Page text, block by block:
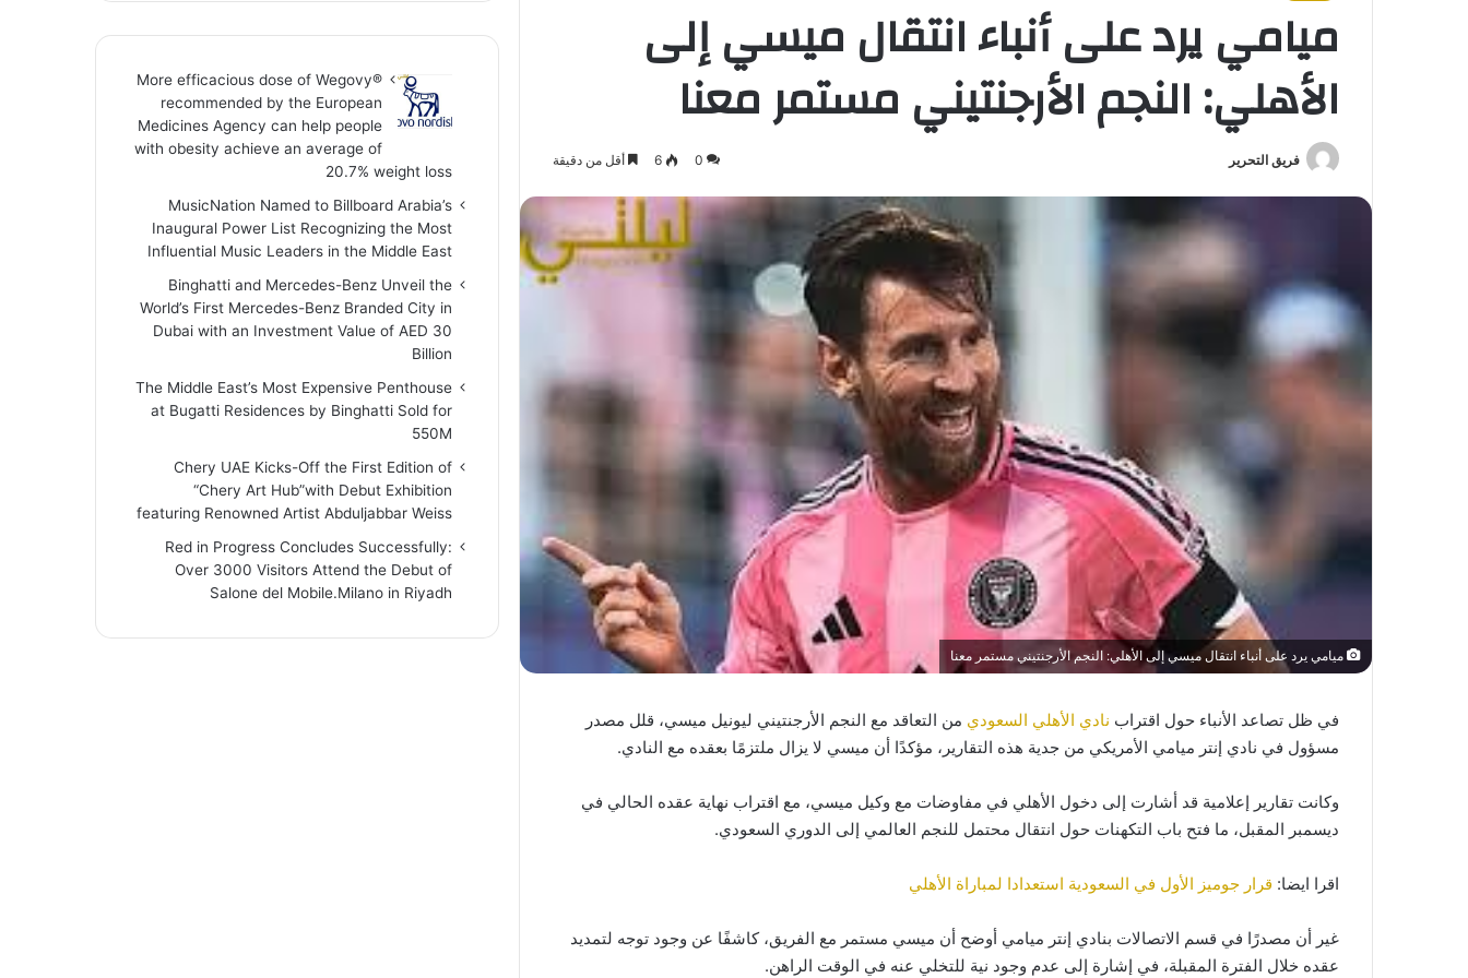
ميامي يرد على أنباء انتقال ميسي إلى
الأهلي: النجم الأرجنتيني مستمر معنا
فريق التحرير 0
6 أقل من دقيقة
ميامي يرد على أنباء انتقال ميسي إلى الأهلي: النجم الأرجنتيني مستمر معنا
في ظل تصاعد الأنباء حول اقتراب نادي الأهلي السعودي من التعاقد مع النجم الأرجنتيني ليونيل ميسي، قلل مصدر
مسؤول في نادي إنتر ميامي الأمريكي من جدية هذه التقارير، مؤكدًا أن ميسي لا يزال ملتزمًا بعقده مع النادي.
وكانت تقارير إعلامية قد أشارت إلى دخول الأهلي في مفاوضات مع وكيل ميسي، مع اقتراب نهاية عقده الحالي في
ديسمبر المقبل، ما فتح باب التكهنات حول انتقال محتمل للنجم العالمي إلى الدوري السعودي.
اقرا ايضا: قرار جوميز الأول في السعودية استعدادا لمباراة الأهلي
غير أن مصدرًا في قسم الاتصالات بنادي إنتر ميامي أوضح أن ميسي مستمر مع الفريق، كاشفًا عن وجود توجه لتمديد
عقده خلال الفترة المقبلة، في إشارة إلى عدم وجود نية للتخلي عنه في الوقت الراهن.
More efficacious dose of Wegovy®️
recommended by the European
Medicines Agency can help people
with obesity achieve an average of
20.7% weight loss
MusicNation Named to Billboard Arabia’s
Inaugural Power List Recognizing the Most
Influential Music Leaders in the Middle East
Binghatti and Mercedes-Benz Unveil the
World’s First Mercedes-Benz Branded City in
Dubai with an Investment Value of AED 30
Billion
The Middle East’s Most Expensive Penthouse
at Bugatti Residences by Binghatti Sold for
550M
Chery UAE Kicks-Off the First Edition of
“Chery Art Hub”with Debut Exhibition
featuring Renowned Artist Abduljabbar Weiss
Red in Progress Concludes Successfully:
Over 3000 Visitors Attend the Debut of
Salone del Mobile.Milano in Riyadh